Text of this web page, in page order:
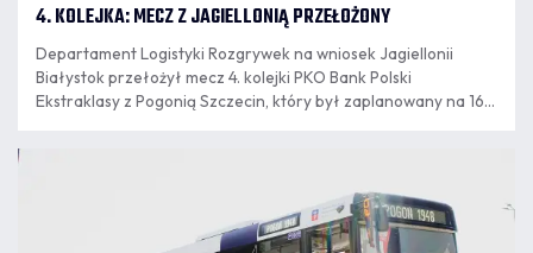
4. KOLEJKA: MECZ Z JAGIELLONIĄ PRZEŁOŻONY
Departament Logistyki Rozgrywek na wniosek Jagiellonii
Białystok przełożył mecz 4. kolejki PKO Bank Polski
Ekstraklasy z Pogonią Szczecin, który był zaplanowany na 16